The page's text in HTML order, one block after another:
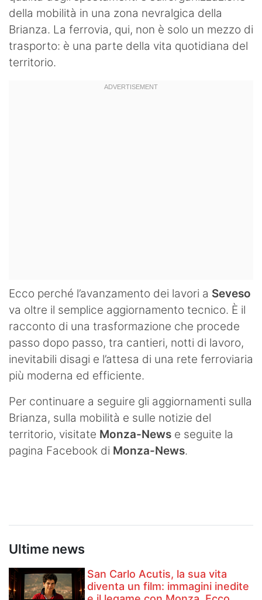
della mobilità in una zona nevralgica della
Brianza. La ferrovia, qui, non è solo un mezzo di
trasporto: è una parte della vita quotidiana del
territorio.
Ecco perché l’avanzamento dei lavori a Seveso
va oltre il semplice aggiornamento tecnico. È il
racconto di una trasformazione che procede
passo dopo passo, tra cantieri, notti di lavoro,
inevitabili disagi e l’attesa di una rete ferroviaria
più moderna ed efficiente.
Per continuare a seguire gli aggiornamenti sulla
Brianza, sulla mobilità e sulle notizie del
territorio, visitate Monza-News e seguite la
pagina Facebook di Monza-News.
Ultime news
San Carlo Acutis, la sua vita
diventa un film: immagini inedite